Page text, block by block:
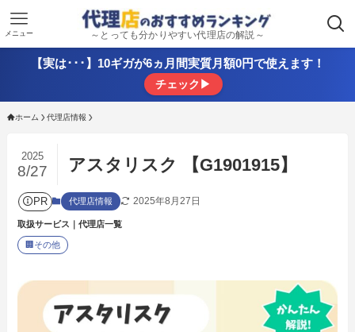
～とっても分かりやすい代理店の解説～
メニュー
【実は･･･】10ギガが6ヵ月間実質月額0円で使えます！
チェック▶
ホーム 代理店情報
アスタリスク 【G1901915】
2025
8/27
PR 代理店情報 2025年8月27日
取扱サービス｜代理店一覧
🏢 その他